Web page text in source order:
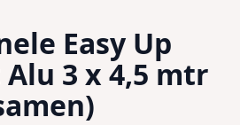
Easy Up
3 x 4,5 mtr